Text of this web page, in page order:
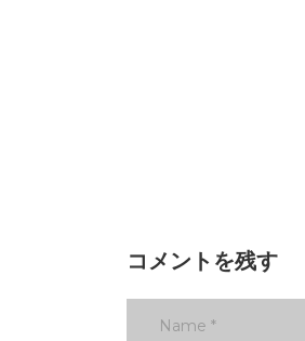
コメントを残す